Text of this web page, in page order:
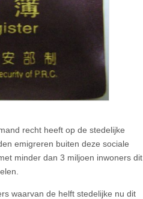
recht heeft op de stedelijke
emigreren buiten deze sociale
minder dan 3 miljoen inwoners dit
waarvan de helft stedelijke nu dit